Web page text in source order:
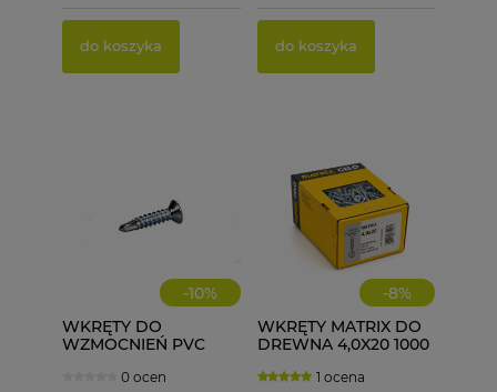
do koszyka do koszyka
-10%
WKRĘTY DO
WZMOCNIEŃ PVC
1000 szt.0 ocen
-8%
WKRĘTY MATRIX DO
DREWNA 4,0X20 1000
1 ocena